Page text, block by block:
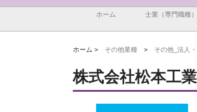
ホーム 士業（専門職種）
ホーム > その他業種 > その他_法人
株式会社松本工業